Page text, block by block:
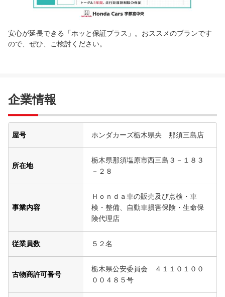
安心が延長できる「ホッと保証プラス」。おススメのプランです
ので、ぜひ、ご検討ください。
企業情報
屋号 ホンダカーズ栃木県央 那須三島店
所在地
栃木県那須塩原市西三島３－１８３
－２８
事業内容
Ｈｏｎｄａ車の販売及び点検・車
検・整備、自動車損害保険・生命保
険代理店
従業員数 ５２名
古物商許可番号
栃木県公安委員会 ４１１０１００
００４８５号